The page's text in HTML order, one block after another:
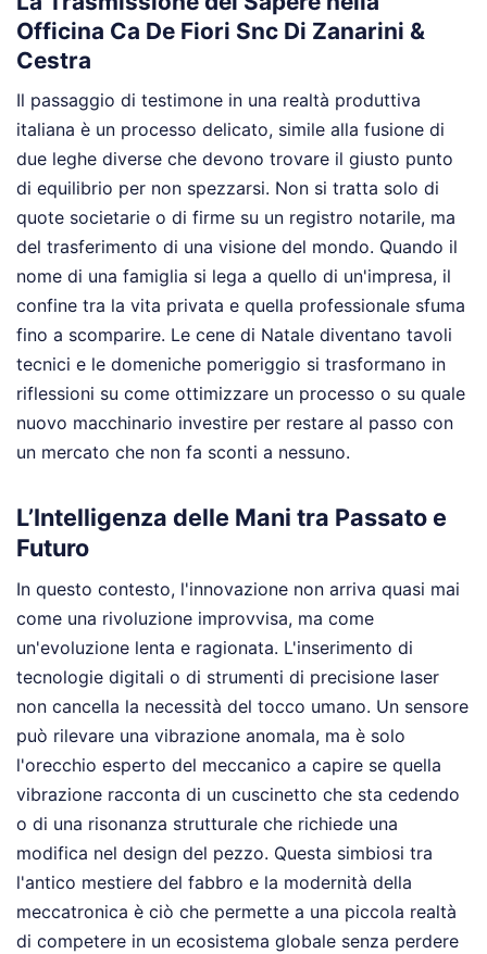
Officina Ca De Fiori Snc Di Zanarini &
Cestra
Il passaggio di testimone in una realtà produttiva
italiana è un processo delicato, simile alla fusione di
due leghe diverse che devono trovare il giusto punto
di equilibrio per non spezzarsi. Non si tratta solo di
quote societarie o di firme su un registro notarile, ma
del trasferimento di una visione del mondo. Quando il
nome di una famiglia si lega a quello di un'impresa, il
confine tra la vita privata e quella professionale sfuma
fino a scomparire. Le cene di Natale diventano tavoli
tecnici e le domeniche pomeriggio si trasformano in
riflessioni su come ottimizzare un processo o su quale
nuovo macchinario investire per restare al passo con
un mercato che non fa sconti a nessuno.
L’Intelligenza delle Mani tra Passato e
Futuro
In questo contesto, l'innovazione non arriva quasi mai
come una rivoluzione improvvisa, ma come
un'evoluzione lenta e ragionata. L'inserimento di
tecnologie digitali o di strumenti di precisione laser
non cancella la necessità del tocco umano. Un sensore
può rilevare una vibrazione anomala, ma è solo
l'orecchio esperto del meccanico a capire se quella
vibrazione racconta di un cuscinetto che sta cedendo
o di una risonanza strutturale che richiede una
modifica nel design del pezzo. Questa simbiosi tra
l'antico mestiere del fabbro e la modernità della
meccatronica è ciò che permette a una piccola realtà
di competere in un ecosistema globale senza perdere